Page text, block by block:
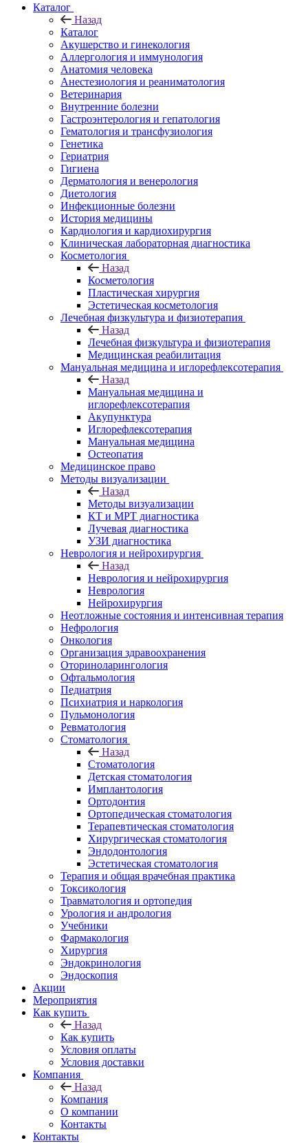
Каталог
Назад
Каталог
Акушерство и гинекология
Аллергология и иммунология
Анатомия человека
Анестезиология и реаниматология
Ветеринария
Внутренние болезни
Гастроэнтерология и гепатология
Гематология и трансфузиология
Генетика
Гериатрия
Гигиена
Дерматология и венерология
Диетология
Инфекционные болезни
История медицины
Кардиология и кардиохирургия
Клиническая лабораторная диагностика
Косметология
Назад
Косметология
Пластическая хирургия
Эстетическая косметология
Лечебная физкультура и физиотерапия
Назад
Лечебная физкультура и физиотерапия
Медицинская реабилитация
Мануальная медицина и иглорефлексотерапия
Назад
Мануальная медицина и
иглорефлексотерапия
Акупунктура
Иглорефлексотерапия
Мануальная медицина
Остеопатия
Медицинское право
Методы визуализации
Назад
Методы визуализации
КТ и МРТ диагностика
Лучевая диагностика
УЗИ диагностика
Неврология и нейрохирургия
Назад
Неврология и нейрохирургия
Неврология
Нейрохирургия
Неотложные состояния и интенсивная терапия
Нефрология
Онкология
Организация здравоохранения
Оториноларингология
Офтальмология
Педиатрия
Психиатрия и наркология
Пульмонология
Ревматология
Стоматология
Назад
Стоматология
Детская стоматология
Имплантология
Ортодонтия
Ортопедическая стоматология
Терапевтическая стоматология
Хирургическая стоматология
Эндодонтология
Эстетическая стоматология
Терапия и общая врачебная практика
Токсикология
Травматология и ортопедия
Урология и андрология
Учебники
Фармакология
Хирургия
Эндокринология
Эндоскопия
Акции
Мероприятия
Как купить
Назад
Как купить
Условия оплаты
Условия доставки
Компания
Назад
Компания
О компании
Контакты
Контакты